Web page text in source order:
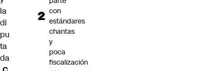
la
di
pu
ta
da
con
estándares
chantas
y
poca
fiscalización